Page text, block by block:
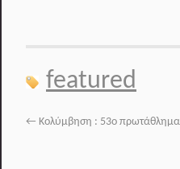
featured
← Κολύμβηση : 53ο πρωτάθλημα